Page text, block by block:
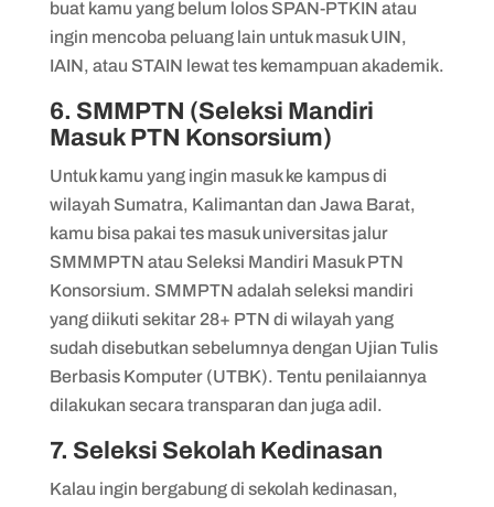
buat kamu yang belum lolos SPAN-PTKIN atau
ingin mencoba peluang lain untuk masuk UIN,
IAIN, atau STAIN lewat tes kemampuan akademik.
6. SMMPTN (Seleksi Mandiri
Masuk PTN Konsorsium)
Untuk kamu yang ingin masuk ke kampus di
wilayah Sumatra, Kalimantan dan Jawa Barat,
kamu bisa pakai tes masuk universitas jalur
SMMMPTN atau Seleksi Mandiri Masuk PTN
Konsorsium. SMMPTN adalah seleksi mandiri
yang diikuti sekitar 28+ PTN di wilayah yang
sudah disebutkan sebelumnya dengan Ujian Tulis
Berbasis Komputer (UTBK). Tentu penilaiannya
dilakukan secara transparan dan juga adil.
7. Seleksi Sekolah Kedinasan
Kalau ingin bergabung di sekolah kedinasan,